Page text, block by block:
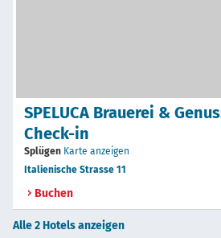
SPELUCA Brauerei &
Check-in
Splügen Karte anzeigen
Italienische Strasse 11
Buchen
Alle 2 Hotels anzeigen